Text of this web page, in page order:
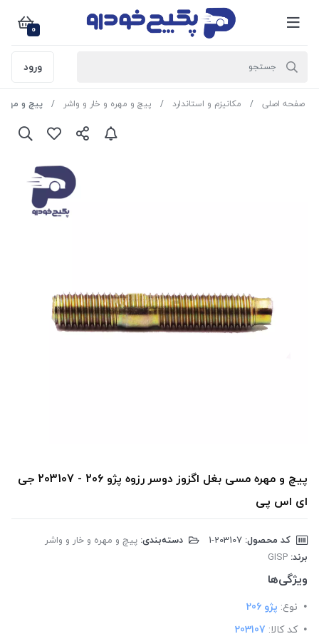
0
ورود
صفحه اصلی مکانیزم و استاندارد پیچ و مهره و خار و واشر پیچ و مهره مسی
پیچ و مهره مسی بغل اگزوز دوسر رزوه پژو 206 - 203107 جی
ای اس پی
کد محصول: دسته‌بندی: پیچ و مهره و خار و واشر
برند: GISP
ویژگی‌ها
نوع: پژو 206
کد کالا: 203107